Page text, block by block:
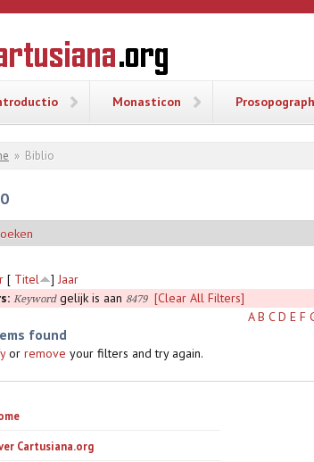
Monasticon
hier
» Biblio
Weergeven
[ Titel ] Jaar
Keywordgelijk is aan 8479
[Clear All Filters]
A B C D E F
found
or remove your filters and try again.
Cartusiana.org